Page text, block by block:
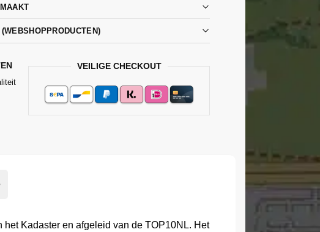
VEILIGE CHECKOUT
Kadaster en afgeleid van de TOP10NL. Het